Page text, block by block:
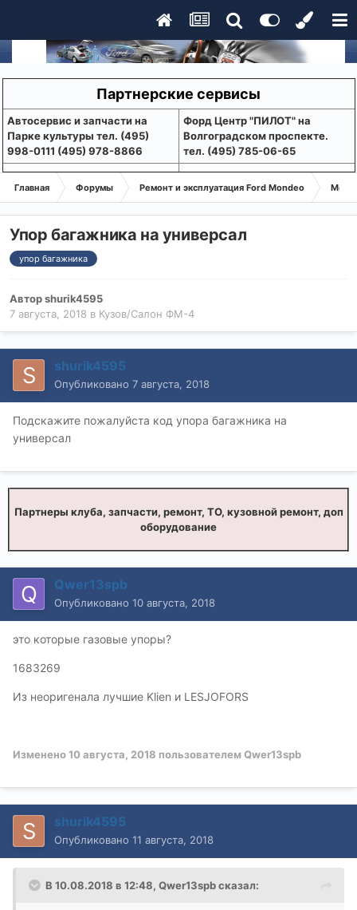
Партнерские сервисы
Aвтосервис и запчасти на
Парке культуры тел. (495)
998-0111 (495) 978-8866
Форд Центр "ПИЛОТ" на
Волгоградском проспекте.
тел. (495) 785-06-65
Главная Форумы Ремонт и эксплуатация Ford Mondeo
Упор багажника на универсал
упор багажника
Авторshurik4595
7 августа, 2018 в Кузов/Салон ФМ-4
shurik4595
Опубликовано 7 августа, 2018
Подскажите пожалуйста код упора багажника на
универсал
Партнеры клуба, запчасти, ремонт, ТО, кузовной ремонт, доп
оборудование
Qwer13spb
Опубликовано 10 августа, 2018
это которые газовые упоры?
1683269
Из неоригенала лучшие Klien и LESJOFORS
Изменено10 августа, 2018 пользователем Qwer13spb
shurik4595
Опубликовано 11 августа, 2018
В 10.08.2018 в 12:48, Qwer13spbсказал: